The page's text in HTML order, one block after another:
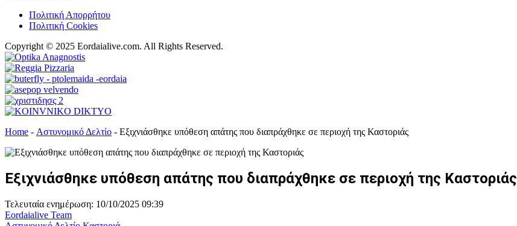
Πολιτική Απορρήτου
Πολιτική Cookies
Copyright © 2025 Eordaialive.com. All Rights Reserved.
Home - Αστυνομικό Δελτίο - Εξιχνιάσθηκε υπόθεση απάτης που διαπράχθηκε σε περιοχή της Καστοριάς
Εξιχνιάσθηκε υπόθεση απάτης που διαπράχθηκε σε περιοχή της Καστοριάς
Τελευταία ενημέρωση: 10/10/2025 09:39
Eordaialive Team